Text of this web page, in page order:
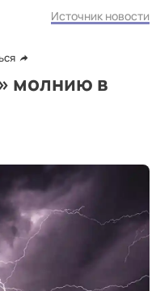
Источник новости
молнию в